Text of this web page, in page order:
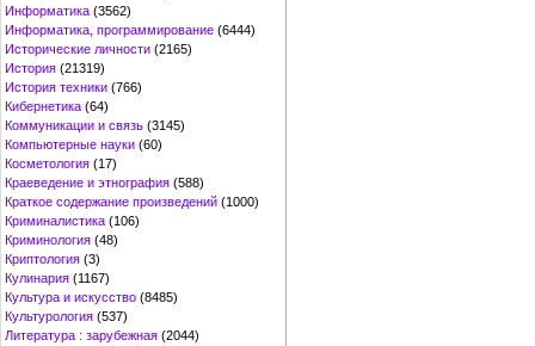
Информатика (3562)
Информатика, программирование (6444)
Исторические личности (2165)
История (21319)
История техники (766)
Кибернетика (64)
Коммуникации и связь (3145)
Компьютерные науки (60)
Косметология (17)
Краеведение и этнография (588)
Краткое содержание произведений (1000)
Криминалистика (106)
Криминология (48)
Криптология (3)
Кулинария (1167)
Культура и искусство (8485)
Культурология (537)
Литература : зарубежная (2044)